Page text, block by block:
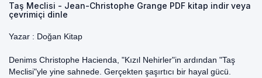
Taş Meclisi - Jean-Christophe Grange PDF kitap indir veya
çevrimiçi dinle
Yazar : Doğan Kitap
Denims Christophe Hacienda, "Kızıl Nehirler"in ardından "Taş
Meclisi"yle yine sahnede. Gerçekten şaşırtıcı bir hayal gücü.